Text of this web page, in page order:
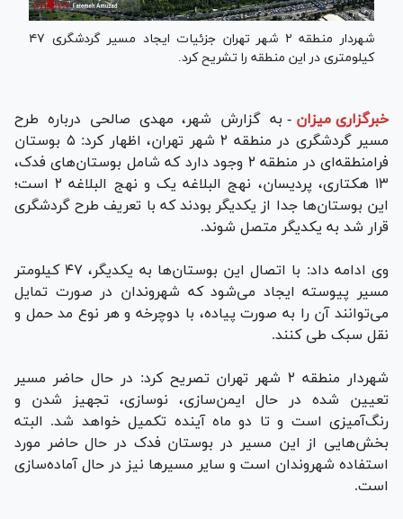
شهردار منطقه ۲ شهر تهران جزئیات ایجاد مسیر گردشگری ۴۷
کیلومتری در این منطقه را تشریح کرد.
خبرگزاری میزان - به گزارش شهر، مهدی صالحی درباره طرح
مسیر گردشگری در منطقه ۲ شهر تهران، اظهار کرد: ۵ بوستان
فرامنطقه‌ای در منطقه ۲ وجود دارد که شامل بوستان‌های فدک،
۱۳ هکتاری، پردیسان، نهج البلاغه یک و نهج البلاغه ۲ است؛
این بوستان‌ها جدا از یکدیگر بودند که با تعریف طرح گردشگری
قرار شد به یکدیگر متصل شوند.
وی ادامه داد: با اتصال این بوستان‌ها به یکدیگر، ۴۷ کیلومتر
مسیر پیوسته ایجاد می‌شود که شهروندان در صورت تمایل
می‌توانند آن را به صورت پیاده، با دوچرخه و هر نوع مد حمل و
نقل سبک طی کنند.
شهردار منطقه ۲ شهر تهران تصریح کرد: در حال حاضر مسیر
تعیین شده در حال ایمن‌سازی، نوسازی، تجهیز شدن و
رنگ‌آمیزی است و تا دو ماه آینده تکمیل خواهد شد. البته
بخش‌هایی از این مسیر در بوستان فدک در حال حاضر مورد
استفاده شهروندان است و سایر مسیر‌ها نیز در حال آماده‌سازی
است.